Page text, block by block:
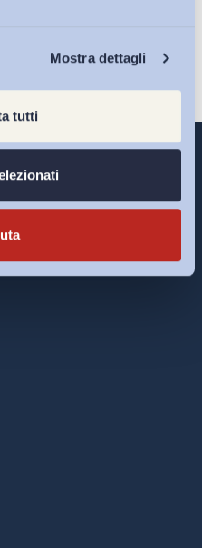
Mostra dettagli
tutti